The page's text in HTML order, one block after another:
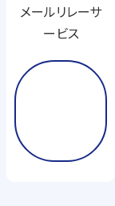
メールリレーサ
ービス